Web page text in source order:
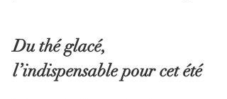
Du thé glacé,
l’indispensable pour cet été